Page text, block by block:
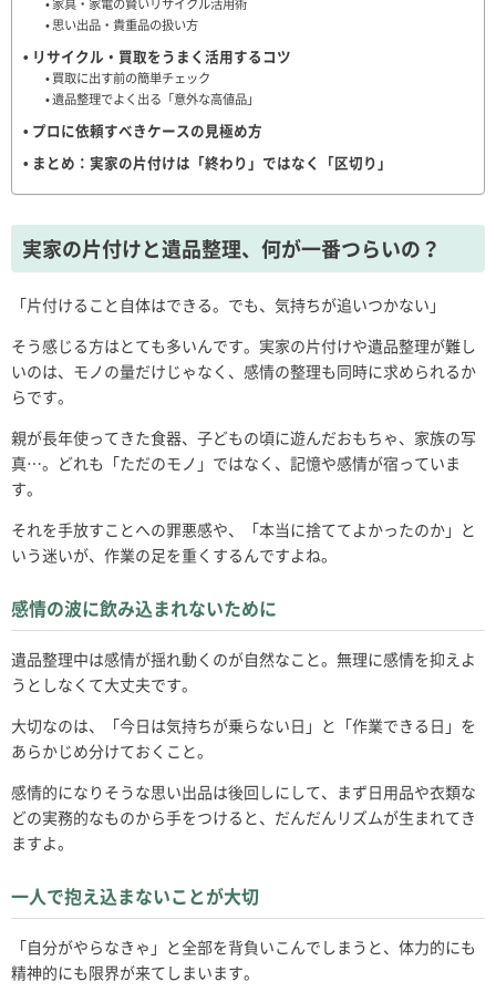
思い出品・貴重品の扱い方
リサイクル・買取をうまく活用するコツ
買取に出す前の簡単チェック
遺品整理でよく出る「意外な高値品」
プロに依頼すべきケースの見極め方
まとめ：実家の片付けは「終わり」ではなく「区切り」
実家の片付けと遺品整理、何が一番つらいの？
「片付けること自体はできる。でも、気持ちが追いつかない」
そう感じる方はとても多いんです。実家の片付けや遺品整理が難し
いのは、モノの量だけじゃなく、感情の整理も同時に求められるか
らです。
親が長年使ってきた食器、子どもの頃に遊んだおもちゃ、家族の写
真…。どれも「ただのモノ」ではなく、記憶や感情が宿っていま
す。
それを手放すことへの罪悪感や、「本当に捨ててよかったのか」と
いう迷いが、作業の足を重くするんですよね。
感情の波に飲み込まれないために
遺品整理中は感情が揺れ動くのが自然なこと。無理に感情を抑えよ
うとしなくて大丈夫です。
大切なのは、「今日は気持ちが乗らない日」と「作業できる日」を
あらかじめ分けておくこと。
感情的になりそうな思い出品は後回しにして、まず日用品や衣類な
どの実務的なものから手をつけると、だんだんリズムが生まれてき
ますよ。
一人で抱え込まないことが大切
「自分がやらなきゃ」と全部を背負いこんでしまうと、体力的にも
精神的にも限界が来てしまいます。